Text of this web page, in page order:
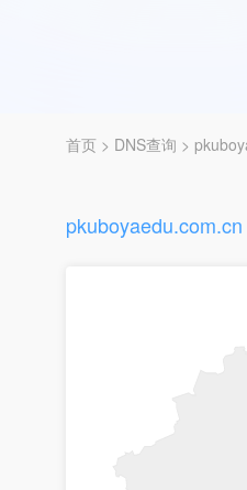
首页 > DNS查询 >
pkuboyaedu.com.cn